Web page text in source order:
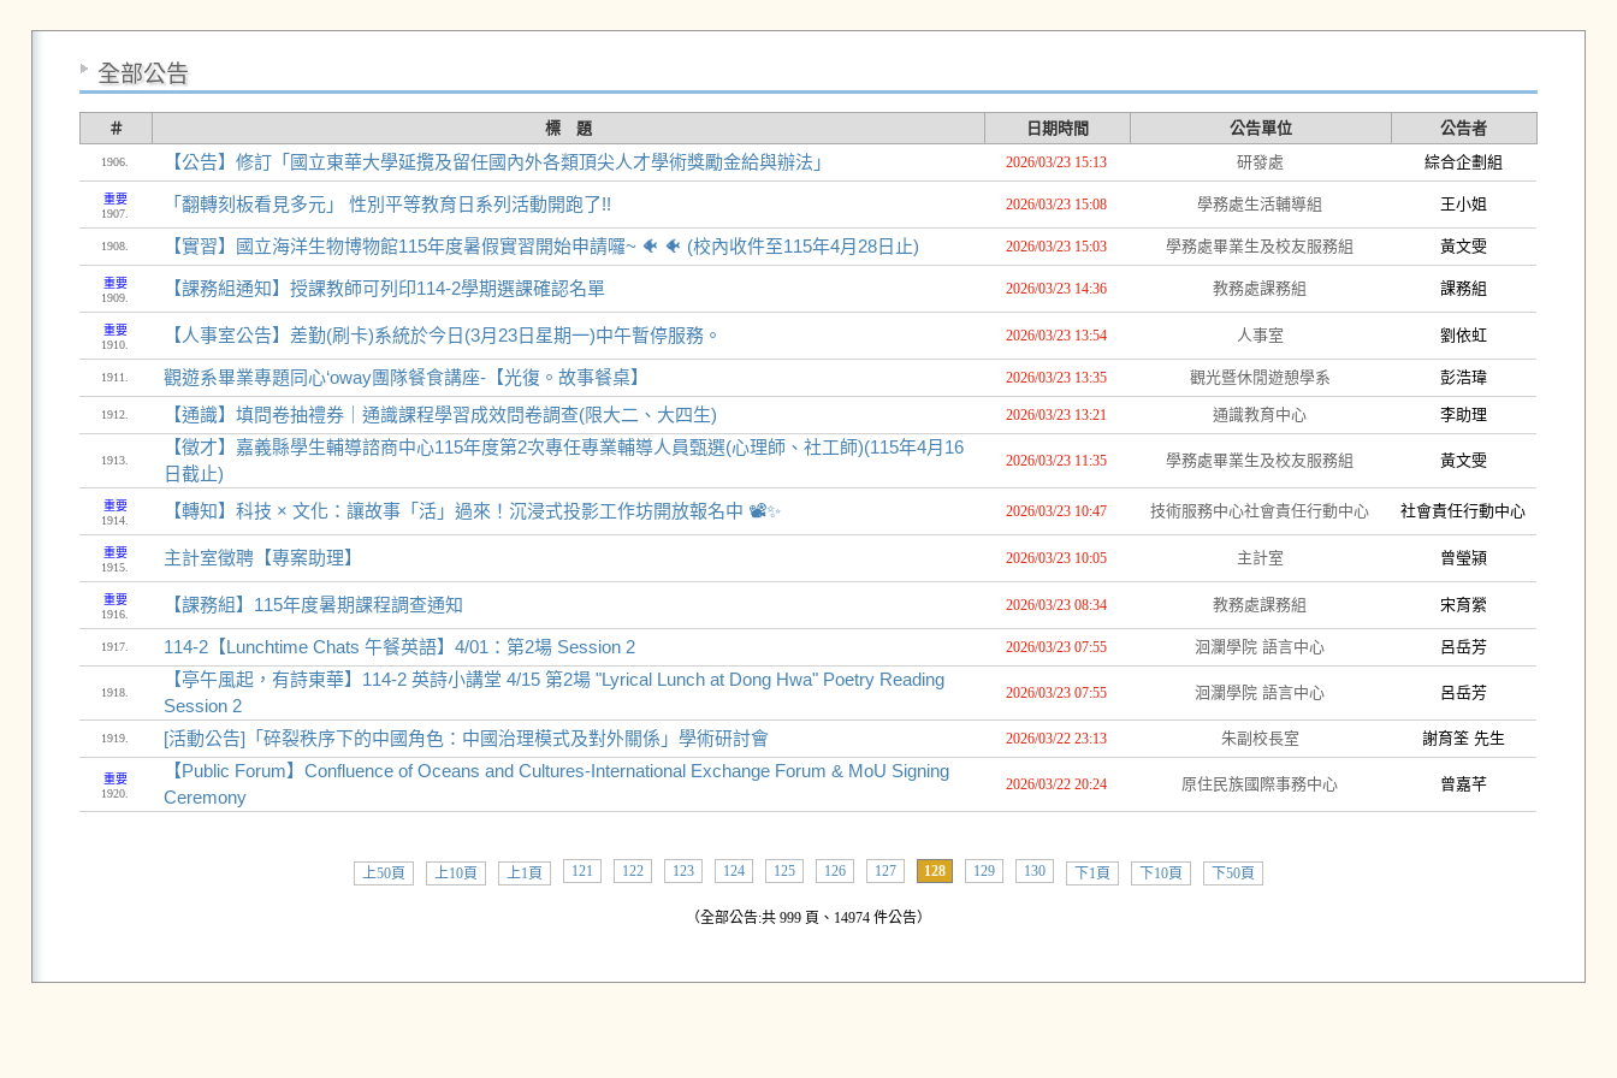
全部公告
＃ 標 題 日期時間 公告單位 公告者
1906. 【公告】修訂「國立東華大學延攬及留任國內外各類頂尖人才學術獎勵金給與辦法」 2026/03/23 15:13 研發處 綜合企劃組
重要
1907.
「翻轉刻板看見多元」 性別平等教育日系列活動開跑了!! 2026/03/23 15:08 學務處生活輔導組 王小姐
1908. 【實習】國立海洋生物博物館115年度暑假實習開始申請囉~ 🐠 🐠 (校內收件至115年4月28日止) 2026/03/23 15:03 學務處畢業生及校友服務組 黃文雯
重要
1909.
【課務組通知】授課教師可列印114-2學期選課確認名單 2026/03/23 14:36 教務處課務組 課務組
重要
1910.
【人事室公告】差勤(刷卡)系統於今日(3月23日星期一)中午暫停服務。 2026/03/23 13:54 人事室 劉依虹
1911. 觀遊系畢業專題同心‘oway團隊餐食講座-【光復。故事餐桌】 2026/03/23 13:35 觀光暨休閒遊憩學系 彭浩瑋
1912. 【通識】填問卷抽禮券｜通識課程學習成效問卷調查(限大二、大四生) 2026/03/23 13:21 通識教育中心 李助理
1913.
【徵才】嘉義縣學生輔導諮商中心115年度第2次專任專業輔導人員甄選(心理師、社工師)(115年4月16
日截止)
2026/03/23 11:35 學務處畢業生及校友服務組 黃文雯
重要
1914.
【轉知】科技 × 文化：讓故事「活」過來！沉浸式投影工作坊開放報名中 📽️✨ 2026/03/23 10:47 技術服務中心社會責任行動中心 社會責任行動中心
重要
1915.
主計室徵聘【專案助理】 2026/03/23 10:05 主計室 曾瑩潁
重要
1916.
【課務組】115年度暑期課程調查通知 2026/03/23 08:34 教務處課務組 宋育縈
1917. 114-2【Lunchtime Chats 午餐英語】4/01：第2場 Session 2 2026/03/23 07:55 洄瀾學院 語言中心 呂岳芳
1918.
【亭午風起，有詩東華】114-2 英詩小講堂 4/15 第2場 "Lyrical Lunch at Dong Hwa" Poetry Reading
Session 2
2026/03/23 07:55 洄瀾學院 語言中心 呂岳芳
1919. [活動公告]「碎裂秩序下的中國角色：中國治理模式及對外關係」學術研討會 2026/03/22 23:13 朱副校長室 謝育筌 先生
重要
1920.
【Public Forum】Confluence of Oceans and Cultures-International Exchange Forum & MoU Signing
Ceremony
2026/03/22 20:24 原住民族國際事務中心 曾嘉芊
上50頁 上10頁 上1頁 121 122 123 124 125 126 127 128 129 130 下1頁 下10頁 下50頁
（全部公告:共 999 頁、14974 件公告）